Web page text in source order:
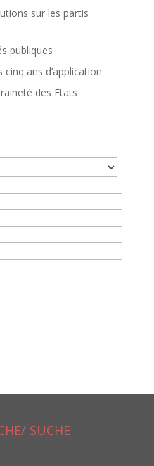
sur les partis
publiques
cinq ans d’application
des Etats
SUCHE